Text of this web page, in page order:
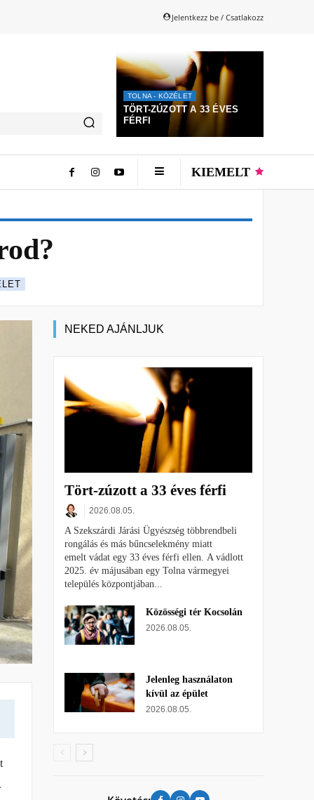
Jelentkezz be / Csatlakozz
TOLNA - KÖZÉLET
TÖRT-ZÚZOTT A 33 ÉVES
FÉRFI
KIEMELT
NEKED AJÁNLJUK
Tört-zúzott a 33 éves férfi
2026.08.05.
A Szekszárdi Járási Ügyészség többrendbeli
rongálás és más bűncselekmény miatt
emelt vádat egy 33 éves férfi ellen. A vádlott
2025. év májusában egy Tolna vármegyei
település központjában...
Közösségi tér Kocsolán
2026.08.05.
Jelenleg használaton
kívül az épület
2026.08.05.